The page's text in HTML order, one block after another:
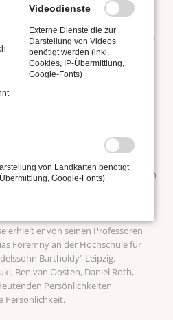
in der Vergangenheit mit ersten
Wettbewerb um den Eberhard-
beim 3. Internationalen Kurt-
beim 22. Internationalen
in Wiesbaden, beim 3.
in Moskau, beim 8.
Competition in Armagh sowie
Silbermann-
gestellt. Darüber hinaus erhielt
Wettbewerb Faszination Orgel in
in Bonn, beim 4.
in Vaduz, beim Felix
in Berlin, sowie beim
in St Albans. Johannes Krahl ist
Volkes.
erhielt er von seinen Professoren
Foremny an der Hochschule für
Bartholdy“ Leipzig.
Ben van Oosten, Daniel Roth,
Persönlichkeiten
Persönlichkeit.
Videodienste
Externe Dienste die zur
Darstellung von Videos
benötigt werden (inkl.
Cookies, IP-Übermittlung,
Google-Fonts)
von Landkarten benötigt
Google-Fonts)